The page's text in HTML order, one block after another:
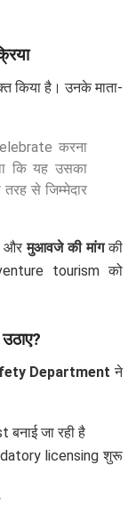
किया है। उनके माता-
करना
कि यह उसका
से जिम्मेदार
औरमुआवजे की मांगकी
tourism को
Department ने
जा रही है
licensing शुरू